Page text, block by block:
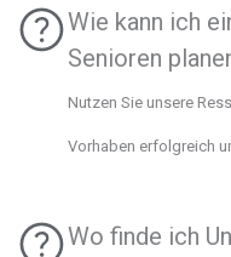
Wie kann ich
Senioren
Nutzen Sie unsere
Vorhaben erfolgreich
Wo finde ich